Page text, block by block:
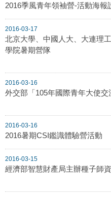
2016季風青年領袖營-活動海報
2016-03-17
北京大學、中國人大、大連理
學院暑期營隊
2016-03-16
外交部「105年國際青年大使
2016-03-16
2016暑期CSI鑑識體驗營活動
2016-03-15
經濟部智慧財產局主辦種子師